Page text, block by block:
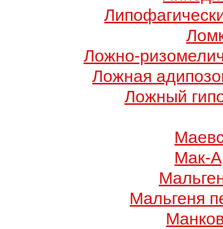
Ложно-
Ложная
Ложный
Мак-
Мальгеня